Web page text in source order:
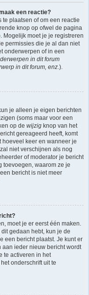
een reactie?
plaatsen of om een reactie
knop op ofwel de pagina
Mogelijk moet je je registreren
permissies die je al dan niet
onderwerpen of in een
in dit forum
in dit forum, enz.).
je alleen je eigen berichten
(soms maar voor een
op de wijzig knop van het
gereageerd heeft, komt
hoeveel keer en wanneer je
niet verschijnen als nog
of moderator je bericht
toevoegen, waarom ze je
bericht is niet meer
moet je er eerst één maken.
gedaan hebt, kun je de
een bericht plaatst. Je kunt er
aan ieder nieuw bericht wordt
te activeren in het
onderschrift uit te